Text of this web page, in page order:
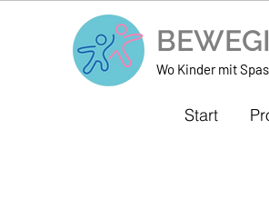
Wo Kinder mit
Start